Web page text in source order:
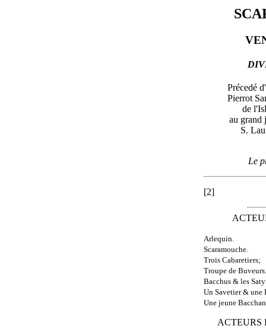
Précedé
Pierrot
de
au grand
S.
Le
[2]
Arlequin.
Scaramouche.
Trois Cabaretiers;
Troupe de Buveurs.
Bacchus & les
Un Savetier & une
Une jeune
ACTEURS